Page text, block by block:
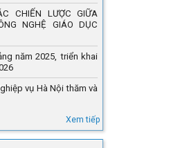
CHIẾN LƯỢC GIỮA
NGHỆ GIÁO DỤC
năm 2025, triển khai
vụ Hà Nội thăm và
Xem tiếp